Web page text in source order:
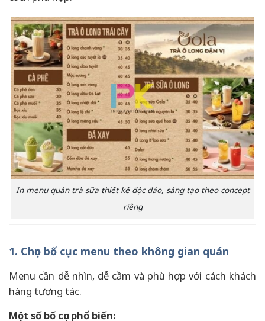
In menu quán trà sữa thiết kế độc đáo, sáng tạo theo concept
riêng
1. Chọn bố cục menu theo không gian quán
Menu cần dễ nhìn, dễ cầm và phù hợp với cách khách
hàng tương tác.
Một số bố cục phổ biến: